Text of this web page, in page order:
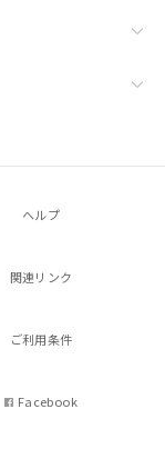
ヘルプ
関連リンク
ご利用条件
Facebook